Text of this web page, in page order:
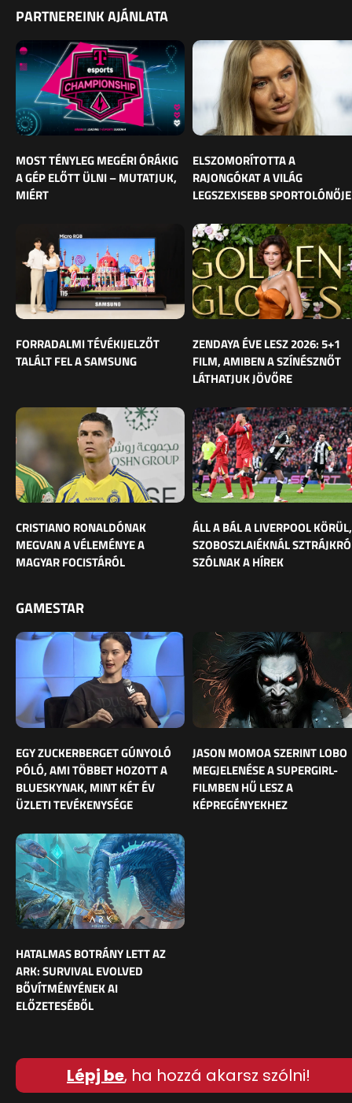
PARTNEREINK AJÁNLATA
MOST TÉNYLEG MEGÉRI ÓRÁKIG
A GÉP ELŐTT ÜLNI – MUTATJUK,
MIÉRT
ELSZOMORÍTOTTA A
RAJONGÓKAT A VILÁG
LEGSZEXISEBB SPORTOLÓNŐJE
FORRADALMI TÉVÉKIJELZŐT
TALÁLT FEL A SAMSUNG
ZENDAYA ÉVE LESZ 2026: 5+1
FILM, AMIBEN A SZÍNÉSZNŐT
LÁTHATJUK JÖVŐRE
CRISTIANO RONALDÓNAK
MEGVAN A VÉLEMÉNYE A
MAGYAR FOCISTÁRÓL
ÁLL A BÁL A LIVERPOOL KÖRÜL,
SZOBOSZLAIÉKNÁL
SZÓLNAK A HÍREK
GAMESTAR
EGY ZUCKERBERGET GÚNYOLÓ
PÓLÓ, AMI TÖBBET HOZOTT A
BLUESKYNAK, MINT KÉT ÉV
ÜZLETI TEVÉKENYSÉGE
JASON MOMOA SZERINT LOBO
MEGJELENÉSE A SUPERGIRL-
FILMBEN HŰ LESZ A
KÉPREGÉNYEKHEZ
HATALMAS BOTRÁNY LETT AZ
ARK: SURVIVAL EVOLVED
BŐVÍTMÉNYÉNEK AI
ELŐZETESÉBŐL
Lépj be, ha hozzá akarsz szólni!